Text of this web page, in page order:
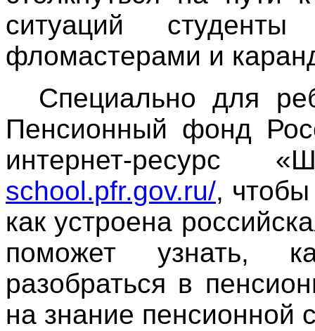
ситуаций
фломастерами и
Специально для
Пенсионный фонд
интернет-ресурс
school.pfr.gov.ru/,
как устроена
поможет узнать,
разобраться в
на знание пенсионной